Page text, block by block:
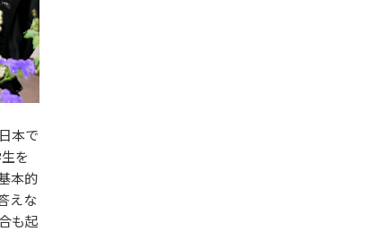
本で
を
本的
えな
も起